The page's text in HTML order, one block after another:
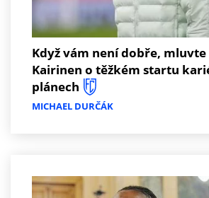
Když vám není dobře,
Kairinen o těžkém startu
plánech
MICHAEL DURČÁK